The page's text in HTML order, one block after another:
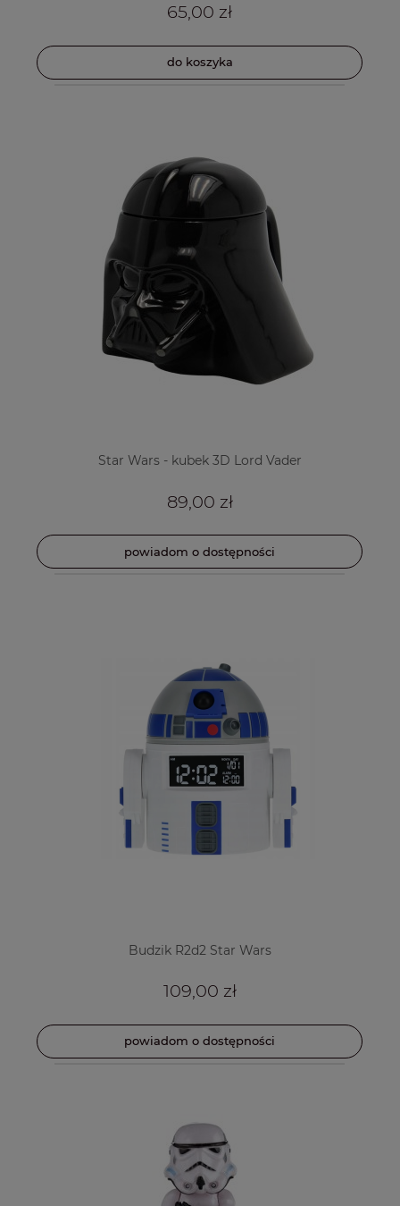
65,00 zł
do koszyka
Star Wars - kubek 3D Lord Vader
89,00 zł
powiadom o dostępności
Budzik R2d2 Star Wars
109,00 zł
powiadom o dostępności